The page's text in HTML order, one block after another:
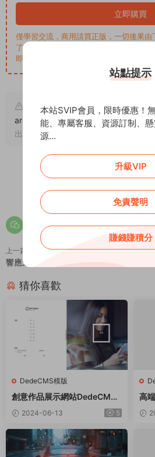
立即購買
僅學習交流，商用請買正版，一切後果
了您的權益，請來信通知Email:
即默認同意
原文鏈接： https://
architectural-design-class-
出處。
0 0
上一篇
響應式電腦服務器類織夢模闆
猜你喜歡
DedeCMS模版
創意作品展示網站DedeCMS
織夢模闆
2024-06-13 5
高
織
站點提示
本站SVIP會員，限時優惠！
能、專屬客服、資源訂制、
源...
升級VIP
免責聲明
賺錢賺積分